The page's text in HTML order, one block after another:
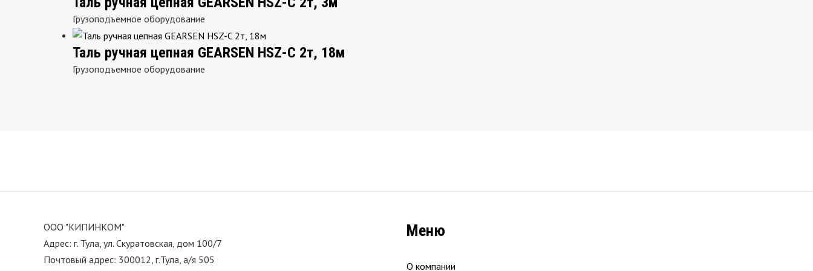
Грузоподъемное оборудование
Таль ручная цепная GEARSEN HSZ-C 2т, 18м
Грузоподъемное оборудование
ООО "КИПИНКОМ"
Адрес: г. Тула, ул. Скуратовская, дом 100/7
Почтовый адрес: 300012, г.Тула, а/я 505
Меню
О компании